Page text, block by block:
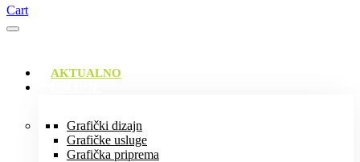
Cart
AKTUALNO
Grafički dizajn
Grafičke usluge
Grafička priprema